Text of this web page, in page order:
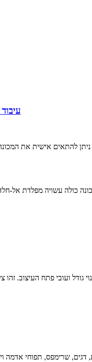
* ניתן להתאים אישית את המכונה